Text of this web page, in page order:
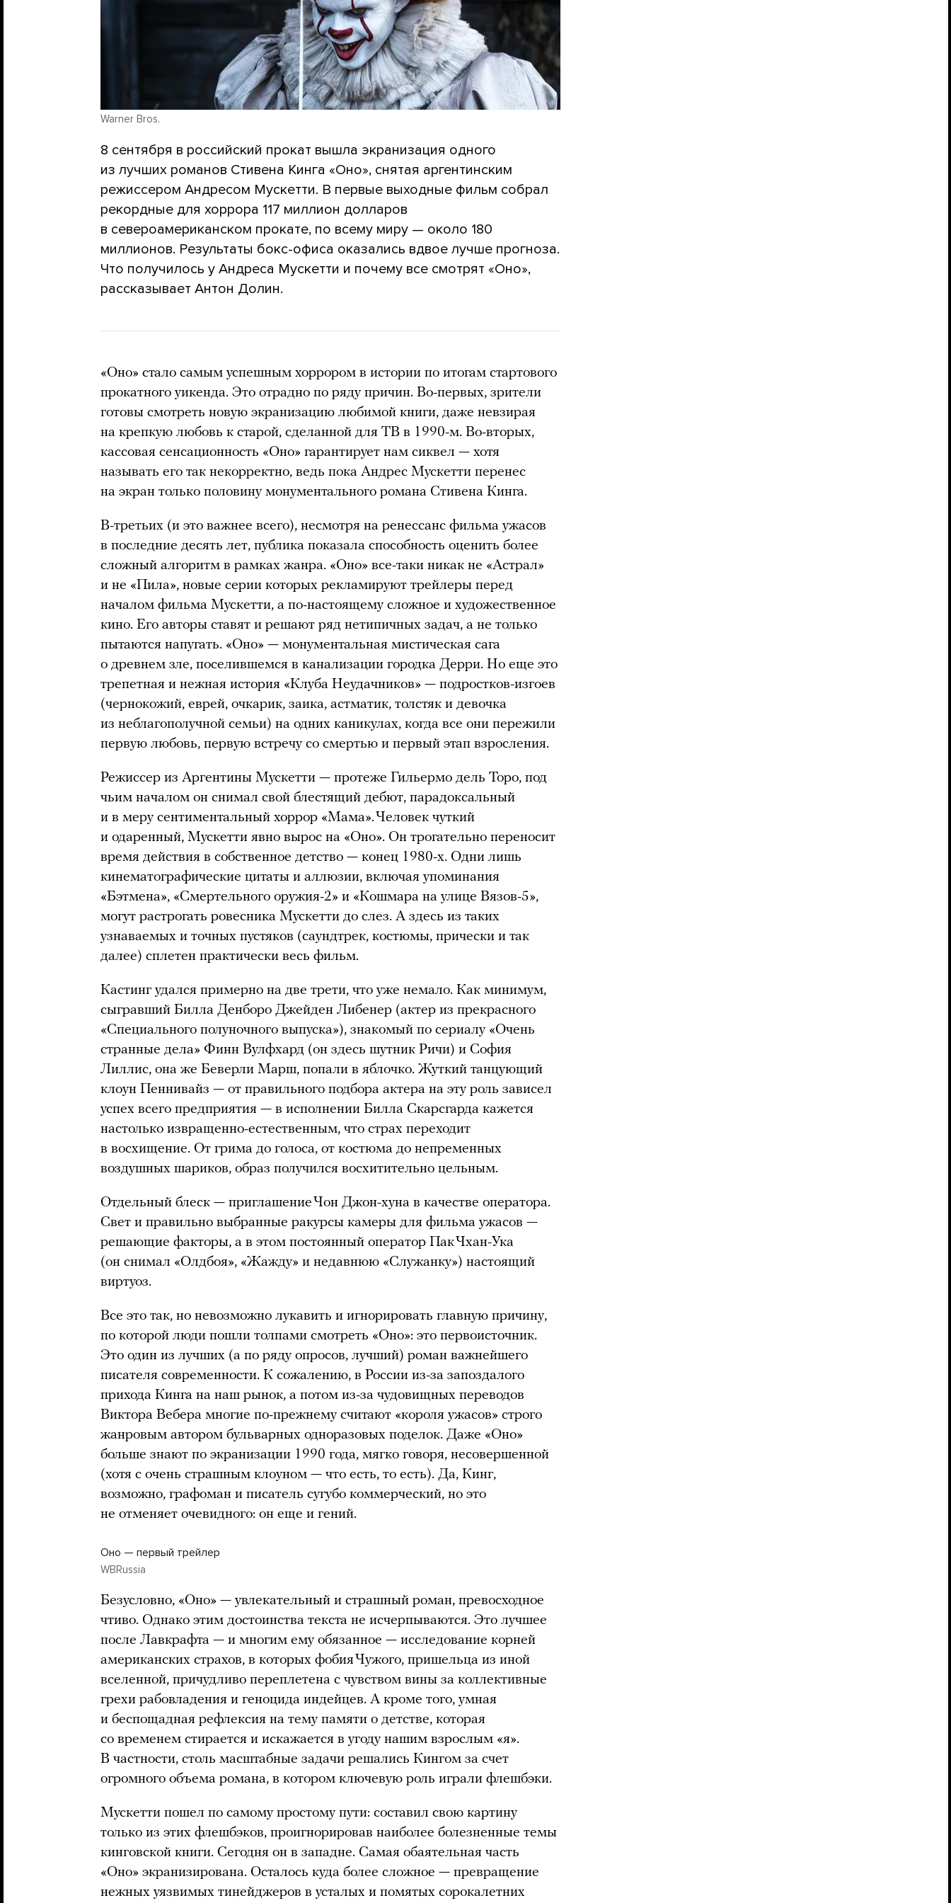
Warner Bros.
8 сентября в российский прокат вышла экранизация одного
из лучших романов Стивена Кинга «Оно», снятая аргентинским
режиссером Андресом Мускетти. В первые выходные фильм собрал
рекордные для хоррора 117 миллион долларов
в североамериканском прокате, по всему миру — около 180
миллионов. Результаты бокс-офиса оказались вдвое лучше прогноза.
Что получилось у Андреса Мускетти и почему все смотрят «Оно»,
рассказывает Антон Долин.
«Оно» стало самым успешным хоррором в истории по итогам стартового
прокатного уикенда. Это отрадно по ряду причин. Во-первых, зрители
готовы смотреть новую экранизацию любимой книги, даже невзирая
на крепкую любовь к старой, сделанной для ТВ в 1990-м. Во-вторых,
кассовая сенсационность «Оно» гарантирует нам сиквел — хотя
называть его так некорректно, ведь пока Андрес Мускетти перенес
на экран только половину монументального романа Стивена Кинга.
В-третьих (и это важнее всего), несмотря на ренессанс фильма ужасов
в последние десять лет, публика показала способность оценить более
сложный алгоритм в рамках жанра. «Оно» все-таки никак не «Астрал»
и не «Пила», новые серии которых рекламируют трейлеры перед
началом фильма Мускетти, а по-настоящему сложное и художественное
кино. Его авторы ставят и решают ряд нетипичных задач, а не только
пытаются напугать. «Оно» — монументальная мистическая сага
о древнем зле, поселившемся в канализации городка Дерри. Но еще это
трепетная и нежная история «Клуба Неудачников» — подростков-изгоев
(чернокожий, еврей, очкарик, заика, астматик, толстяк и девочка
из неблагополучной семьи) на одних каникулах, когда все они пережили
первую любовь, первую встречу со смертью и первый этап взросления.
Режиссер из Аргентины Мускетти — протеже Гильермо дель Торо, под
чьим началом он снимал свой блестящий дебют, парадоксальный
и в меру сентиментальный хоррор «Мама». Человек чуткий
и одаренный, Мускетти явно вырос на «Оно». Он трогательно переносит
время действия в собственное детство — конец 1980-х. Одни лишь
кинематографические цитаты и аллюзии, включая упоминания
«Бэтмена», «Смертельного оружия-2» и «Кошмара на улице Вязов-5»,
могут растрогать ровесника Мускетти до слез. А здесь из таких
узнаваемых и точных пустяков (саундтрек, костюмы, прически и так
далее) сплетен практически весь фильм.
Кастинг удался примерно на две трети, что уже немало. Как минимум,
сыгравший Билла Денборо Джейден Либенер (актер из прекрасного
«Специального полуночного выпуска»), знакомый по сериалу «Очень
странные дела» Финн Вулфхард (он здесь шутник Ричи) и София
Лиллис, она же Беверли Марш, попали в яблочко. Жуткий танцующий
клоун Пеннивайз — от правильного подбора актера на эту роль зависел
успех всего предприятия — в исполнении Билла Скарсгарда кажется
настолько извращенно-естественным, что страх переходит
в восхищение. От грима до голоса, от костюма до непременных
воздушных шариков, образ получился восхитительно цельным.
Отдельный блеск — приглашение Чон Джон-хуна в качестве оператора.
Свет и правильно выбранные ракурсы камеры для фильма ужасов —
решающие факторы, а в этом постоянный оператор Пак Чхан-Ука
(он снимал «Олдбоя», «Жажду» и недавнюю «Служанку») настоящий
виртуоз.
Все это так, но невозможно лукавить и игнорировать главную причину,
по которой люди пошли толпами смотреть «Оно»: это первоисточник.
Это один из лучших (а по ряду опросов, лучший) роман важнейшего
писателя современности. К сожалению, в России из-за запоздалого
прихода Кинга на наш рынок, а потом из-за чудовищных переводов
Виктора Вебера многие по-прежнему считают «короля ужасов» строго
жанровым автором бульварных одноразовых поделок. Даже «Оно»
больше знают по экранизации 1990 года, мягко говоря, несовершенной
(хотя с очень страшным клоуном — что есть, то есть). Да, Кинг,
возможно, графоман и писатель сугубо коммерческий, но это
не отменяет очевидного: он еще и гений.
Оно — первый трейлер
WBRussia
Безусловно, «Оно» — увлекательный и страшный роман, превосходное
чтиво. Однако этим достоинства текста не исчерпываются. Это лучшее
после Лавкрафта — и многим ему обязанное — исследование корней
американских страхов, в которых фобия Чужого, пришельца из иной
вселенной, причудливо переплетена с чувством вины за коллективные
грехи рабовладения и геноцида индейцев. А кроме того, умная
и беспощадная рефлексия на тему памяти о детстве, которая
со временем стирается и искажается в угоду нашим взрослым «я».
В частности, столь масштабные задачи решались Кингом за счет
огромного объема романа, в котором ключевую роль играли флешбэки.
Мускетти пошел по самому простому пути: составил свою картину
только из этих флешбэков, проигнорировав наиболее болезненные темы
кинговской книги. Сегодня он в западне. Самая обаятельная часть
«Оно» экранизирована. Осталось куда более сложное — превращение
нежных уязвимых тинейджеров в усталых и помятых сорокалетних